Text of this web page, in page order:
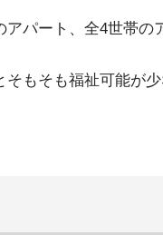
アパート、全4世帯の
そもそも福祉可能が